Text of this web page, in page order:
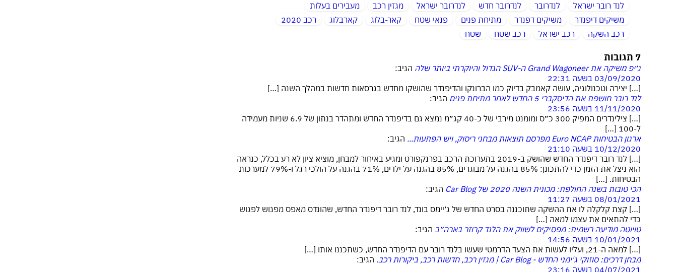
לנד רובר ישראל
לנדרובר לנדרובר חדש לנדרובר ישראל מגזין רכב
מעבירים בעלות
משיקים דיפנדר
משיקים דפנדר מתיחת פנים פנאי שטח קאר-בלוג קארבלוג
רכב 2020
רכב השקה
רכב ישראל רכב שטח שטח
7 תגובות
ג׳יפ משיקה את Grand Wagoneer ה-SUV הגדול והיוקרתי ביותר שלה
הגיב:
03/09/2020 בשעה 22:31
[…] יצירה וטכנולוגיה, עושה קאמבק בדיוק כמו הברונקו והדיפנדר שהושקו מחדש בגרסאות חדשות במהלך השנה […]
לנד רובר חושפת את הדיסקברי 5 החדש לאחר מתיחת פנים
הגיב:
11/11/2020 בשעה 23:56
[…] צילינדרים המפיק 300 כ״ס ומומנט מירבי של כ-40 קג״מ נמצא גם בדיפנדר החדש ומתהדר בנתון של 6.9 שניות מעמידה
ל-100 […]
ארגון הבטיחות Euro NCAP מפרסם תוצאות מבחני ריסוק, ויש הפתעות...
הגיב:
10/12/2020 בשעה 21:10
[…] לנד רובר דיפנדר החדש שהושק ב-2019 בתערוכת הרכב בפרנקפורט ומגיע באיחור למבחן, מוציא ציון לא רע בכלל, כנראה
הוא ניצל את הזמן כדי להתכונן: 85% בהגנה על מבוגרים, 85% בהגנה על ילדים, 71% בהגנה על הולכי רגל ו-79% למערכות
הבטיחות. […]
הכי טובות בשנה החולפת: מכונית השנה 2020 של Car Blog
הגיב:
08/01/2021 בשעה 11:27
[…] קצת קלקלה לו את ההשקה שתוכננה בסרט החדש של ג׳יימס בונד, לנד רובר דיפנדר החדש, שהונדס מאפס מפגוש לפגוש
כדי להתאים את עצמו למאה […]
טויוטה מודיעה רשמית: מפסיקים לשווק את הלנד קרוזר בארה״ב הגיב:
10/01/2021 בשעה 14:56
[…] למאה ה-21, ועליו לעשות את הצעד הדרמטי שעשו בלנד רובר עם הדיפנדר החדש, כשתכננו אותו […]
מבחן דרכים: סוזוקי ג'ימני החדש - Car Blog | מגזין רכב, חדשות רכב, ביקורות רכב.
הגיב:
04/07/2021 בשעה 23:16